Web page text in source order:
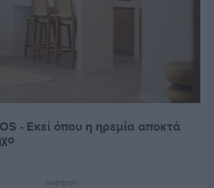
- Εκεί όπου η ηρεμία αποκτά
Διαφήμιση